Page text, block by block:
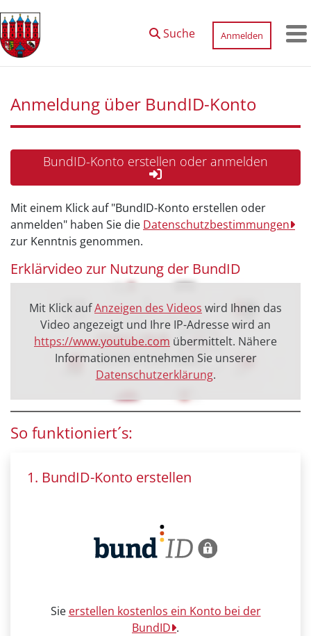
Zum Hauptinhalt springen
Suche
Anmelden
Anmeldung über BundID-Konto
Mit einem Klick auf "BundID-Konto erstellen oder
anmelden" haben Sie die Datenschutzbestimmungen
zur Kenntnis genommen.
Erklärvideo zur Nutzung der BundID
Mit Klick aufAnzeigen des Videos wird Ihnen das
Video angezeigt und Ihre IP-Adresse wird an
https://www.youtube.com übermittelt. Nähere
Informationen entnehmen Sie unserer
Datenschutzerklärung.
So funktioniert´s:
1. BundID-Konto erstellen
Sie erstellen kostenlos ein Konto bei der
BundID .